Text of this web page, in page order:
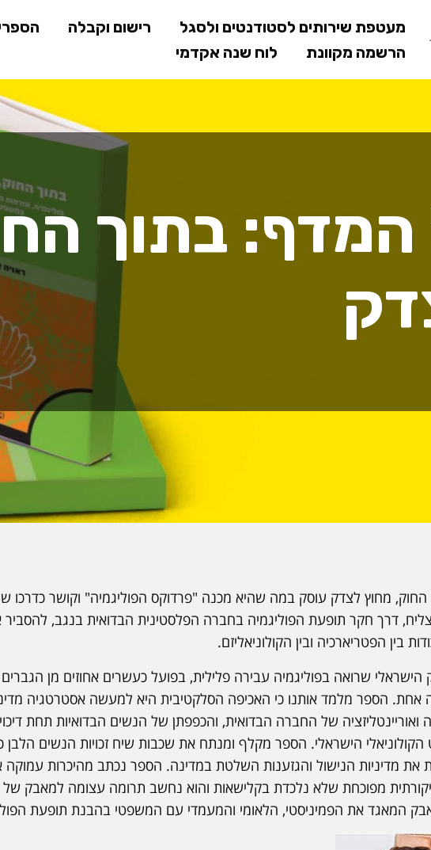
לתוכן
המרכזי
מעטפת שירותים לסטודנטים ולסגל רישום וקבלה
הרשמה מקוונת
לוח שנה אקדמי
בתוך
מחוץ לצדק עוסק במה שהיא מכנה "פרדוקס הפוליגמיה" וקושר כדרכו
דרך חקר תופעת הפוליגמיה בחברה הפלסטינית הבדואית בנגב, להסביר
בין הפטריארכיה ובין הקולוניאליזם.
הישראלי שרואה בפוליגמיה עבירה פלילית, בפועל כעשרים אחוזים מן הגברים
הספר מלמד אותנו כי האכיפה הסלקטיבית היא למעשה אסטרטגיה
ואוריינטליזציה של החברה הבדואית, והכפפתן של הנשים הבדואיות תחת
הישראלי. הספר מקלף ומנתח את שכבות שיח זכויות הנשים הלבן
מדיניות הנישול והגזענות השלטת במדינה. הספר נכתב מהיכרות
מפוכחת שלא נלכדת בקלישאות והוא נחשב תרומה עצומה למאבק של
המאגד את הפמיניסטי, הלאומי והמעמדי עם המשפטי בהבנת תופעת